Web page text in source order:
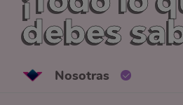
debes
Nosotras